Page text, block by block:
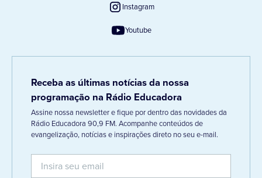
Instagram
Youtube
Receba as últimas notícias da nossa
programação na Rádio Educadora
Assine nossa newsletter e fique por dentro das novidades da
Rádio Educadora 90,9 FM. Acompanhe conteúdos de
evangelização, notícias e inspirações direto no seu e-mail.